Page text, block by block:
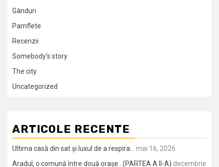
Gânduri
Pamflete
Recenzii
Somebody's story
The city
Uncategorized
ARTICOLE RECENTE
Ultima casă din sat și luxul de a respira…
mai 16, 2026
Aradul, o comună între două orașe…(PARTEA A II-A) decembrie